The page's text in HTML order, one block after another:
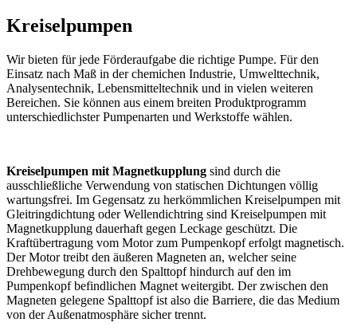
Kreiselpumpen
Wir bieten für jede Förderaufgabe die richtige Pumpe. Für den
Einsatz nach Maß in der chemichen Industrie, Umwelttechnik,
Analysentechnik, Lebensmitteltechnik und in vielen weiteren
Bereichen. Sie können aus einem breiten Produktprogramm
unterschiedlichster Pumpenarten und Werkstoffe wählen.
Kreiselpumpen mit Magnetkupplung sind durch die
ausschließliche Verwendung von statischen Dichtungen völlig
wartungsfrei. Im Gegensatz zu herkömmlichen Kreiselpumpen mit
Gleitringdichtung oder Wellendichtring sind Kreiselpumpen mit
Magnetkupplung dauerhaft gegen Leckage geschützt. Die
Kraftübertragung vom Motor zum Pumpenkopf erfolgt magnetisch.
Der Motor treibt den äußeren Magneten an, welcher seine
Drehbewegung durch den Spalttopf hindurch auf den im
Pumpenkopf befindlichen Magnet weitergibt. Der zwischen den
Magneten gelegene Spalttopf ist also die Barriere, die das Medium
von der Außenatmosphäre sicher trennt.